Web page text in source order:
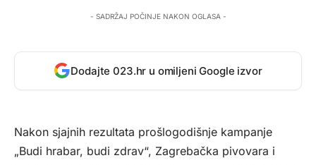
- SADRŽAJ POČINJE NAKON OGLASA -
Dodajte 023.hr u omiljeni Google izvor
Nakon sjajnih rezultata prošlogodišnje kampanje
„Budi hrabar, budi zdrav“, Zagrebačka pivovara i